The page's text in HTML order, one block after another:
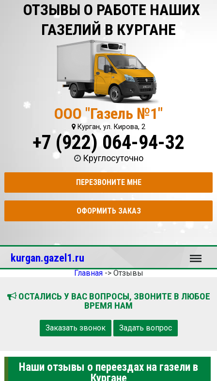
ОТЗЫВЫ О РАБОТЕ НАШИХ
ГАЗЕЛИЙ В КУРГАНЕ
ООО "Газель №1"
Курган, ул. Кирова, 2
+7 (922) 064-94-32
Круглосуточно
ПЕРЕЗВОНИТЕ МНЕ
ОФОРМИТЬ ЗАКАЗ
kurgan.gazel1.ru Меню
Главная-> Отзывы
ОСТАЛИСЬ У ВАС ВОПРОСЫ, ЗВОНИТЕ В ЛЮБОЕ
ВРЕМЯ НАМ
Заказать звонок Задать вопрос
Наши отзывы о переездах на газели в
Кургане